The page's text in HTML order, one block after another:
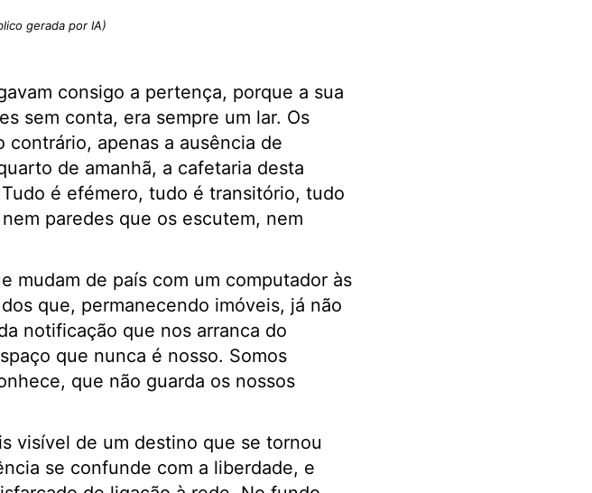
gerada por IA)
consigo a pertença, porque a sua
sem conta, era sempre um lar. Os
contrário, apenas a ausência de
de amanhã, a cafetaria desta
é efémero, tudo é transitório, tudo
paredes que os escutem, nem
mudam de país com um computador às
que, permanecendo imóveis, já não
notificação que nos arranca do
que nunca é nosso. Somos
que não guarda os nossos
visível de um destino que se tornou
se confunde com a liberdade, e